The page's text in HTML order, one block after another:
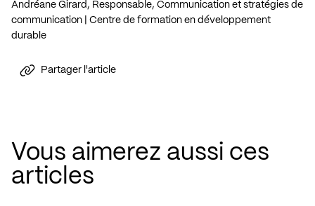
Andréane Girard, Responsable, Communication et stratégies de
communication | Centre de formation en développement
durable
Partager l'article
Vous aimerez aussi ces
articles